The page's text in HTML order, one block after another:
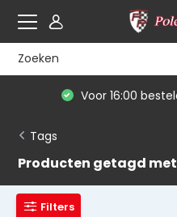
Voor 16:00
Tags
Producten getagd
Filters